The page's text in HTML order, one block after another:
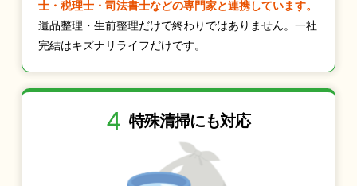
士・税理士・司法書士などの専門家と連携しています。
遺品整理・生前整理だけで終わりではありません。一社
完結はキズナリライフだけです。
4 特殊清掃にも対応